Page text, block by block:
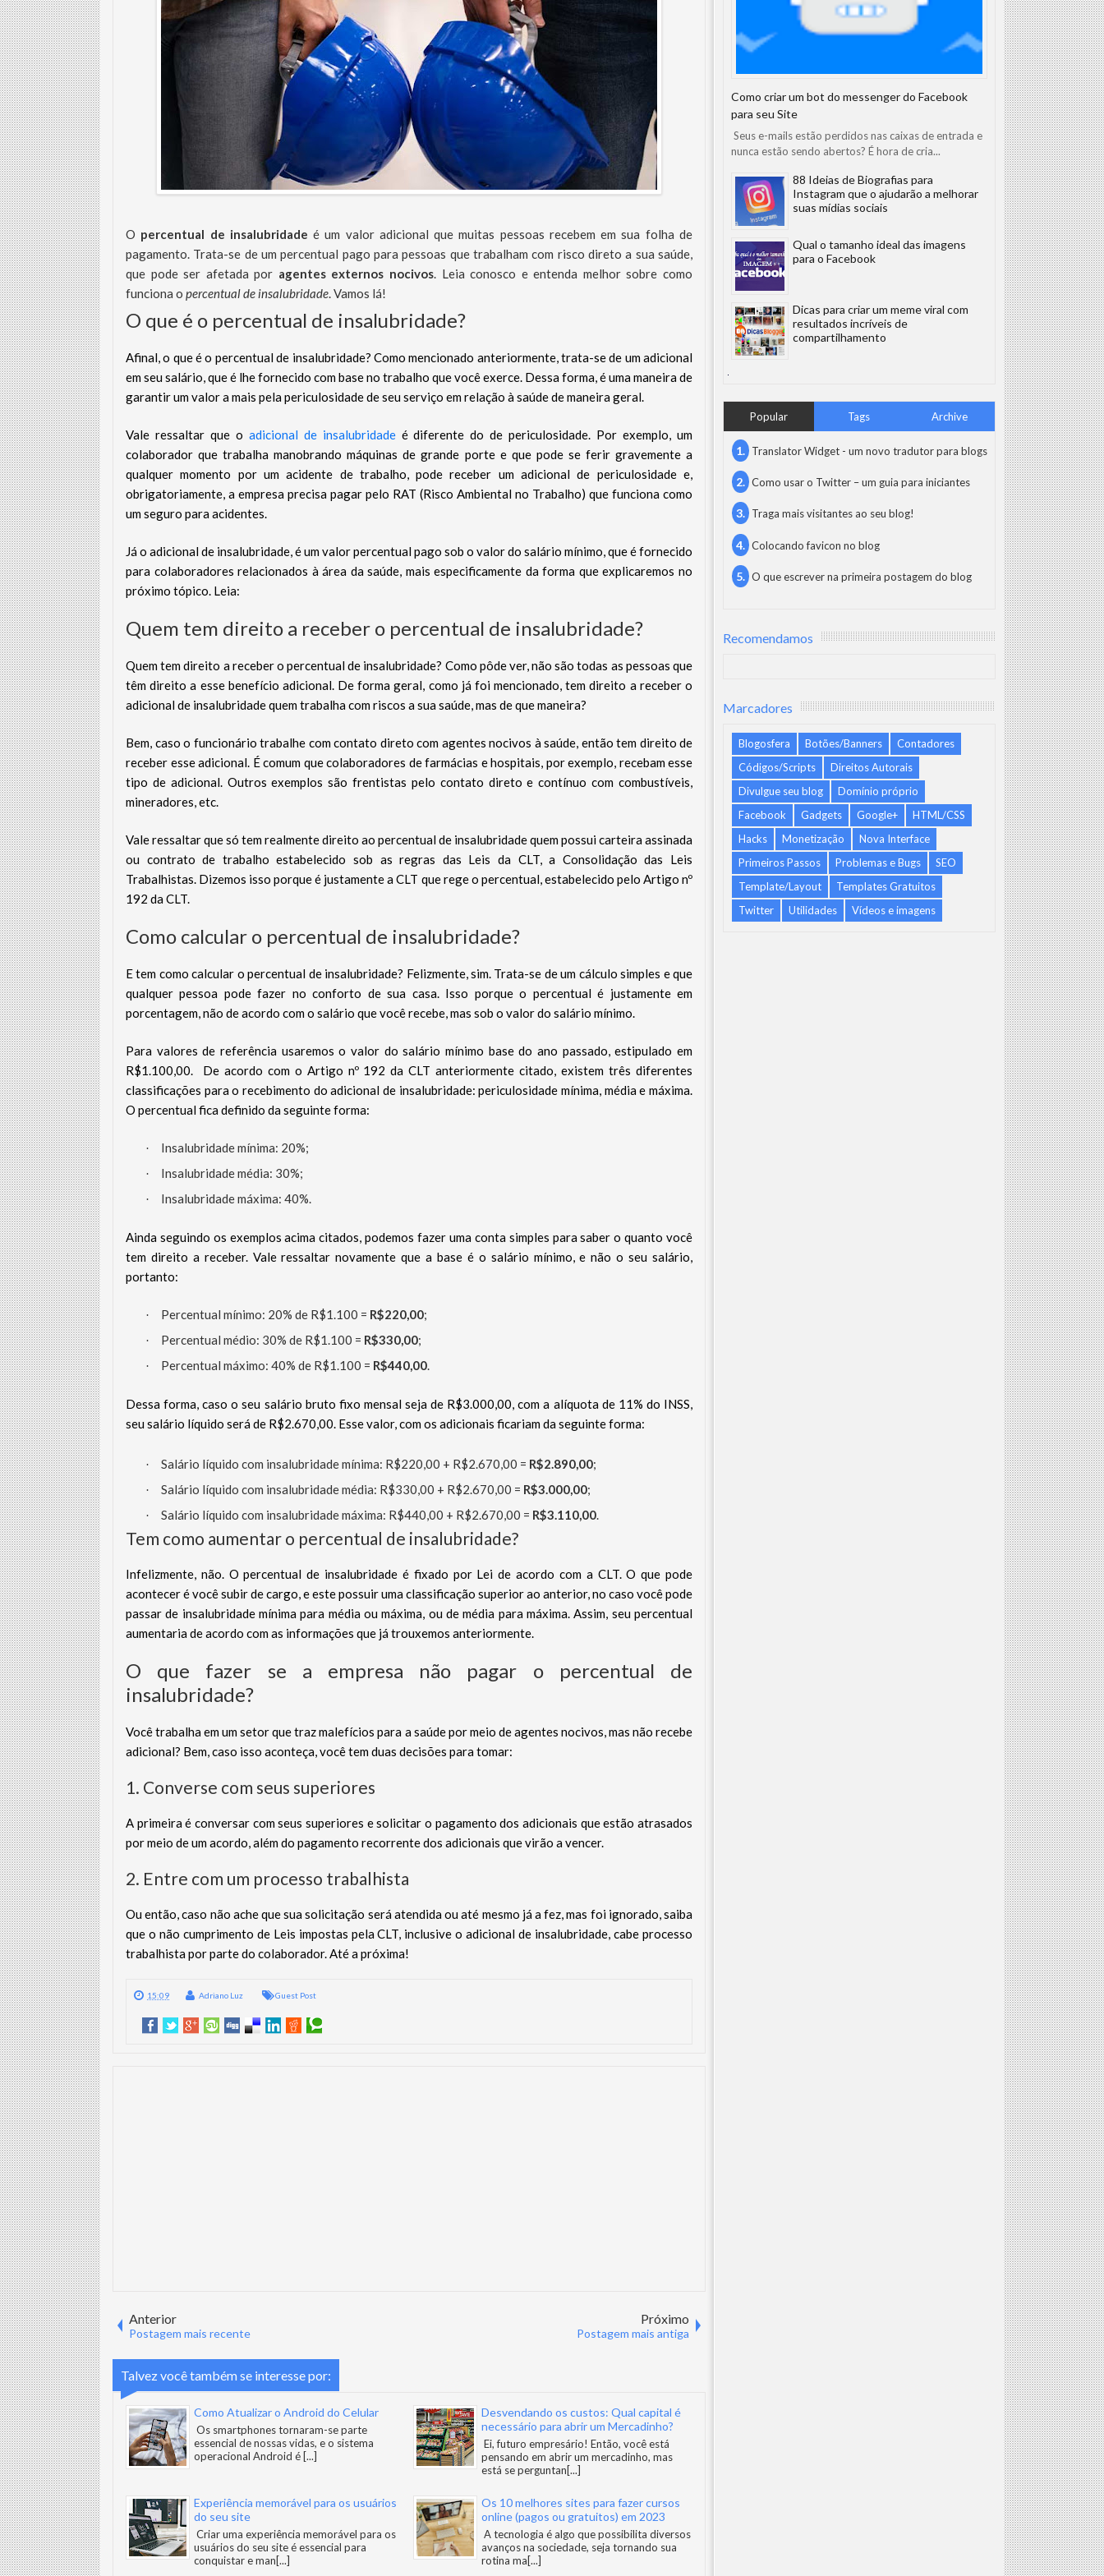
O percentual de insalubridade é um valor adicional que muitas pessoas recebem em sua folha de
pagamento. Trata-se de um percentual pago para pessoas que trabalham com risco direto a sua saúde,
que pode ser afetada por agentes externos nocivos. Leia conosco e entenda melhor sobre como
funciona o percentual de insalubridade. Vamos lá!
O que é o percentual de insalubridade?
Afinal, o que é o percentual de insalubridade? Como mencionado anteriormente, trata-se de um adicional
em seu salário, que é lhe fornecido com base no trabalho que você exerce. Dessa forma, é uma maneira de
garantir um valor a mais pela periculosidade de seu serviço em relação à saúde de maneira geral.
Vale ressaltar que o adicional de insalubridadeé diferente do de periculosidade. Por exemplo, um
colaborador que trabalha manobrando máquinas de grande porte e que pode se ferir gravemente a
qualquer momento por um acidente de trabalho, pode receber um adicional de periculosidade e,
obrigatoriamente, a empresa precisa pagar pelo RAT (Risco Ambiental no Trabalho) que funciona como
um seguro para acidentes.
Já o adicional de insalubridade, é um valor percentual pago sob o valor do salário mínimo, que é fornecido
para colaboradores relacionados à área da saúde, mais especificamente da forma que explicaremos no
próximo tópico. Leia:
Quem tem direito a receber o percentual de insalubridade?
Quem tem direito a receber o percentual de insalubridade? Como pôde ver, não são todas as pessoas que
têm direito a esse benefício adicional. De forma geral, como já foi mencionado, tem direito a receber o
adicional de insalubridade quem trabalha com riscos a sua saúde, mas de que maneira?
Bem, caso o funcionário trabalhe com contato direto com agentes nocivos à saúde, então tem direito de
receber esse adicional. É comum que colaboradores de farmácias e hospitais, por exemplo, recebam esse
tipo de adicional. Outros exemplos são frentistas pelo contato direto e contínuo com combustíveis,
mineradores, etc.
Vale ressaltar que só tem realmente direito ao percentual de insalubridade quem possui carteira assinada
ou contrato de trabalho estabelecido sob as regras das Leis da CLT, a Consolidação das Leis
Trabalhistas. Dizemos isso porque é justamente a CLT que rege o percentual, estabelecido pelo Artigo nº
192 da CLT.
Como calcular o percentual de insalubridade?
E tem como calcular o percentual de insalubridade? Felizmente, sim. Trata-se de um cálculo simples e que
qualquer pessoa pode fazer no conforto de sua casa. Isso porque o percentual é justamente em
porcentagem, não de acordo com o salário que você recebe, mas sob o valor do salário mínimo.
Para valores de referência usaremos o valor do salário mínimo base do ano passado, estipulado em
R$1.100,00. De acordo com o Artigo nº 192 da CLT anteriormente citado, existem três diferentes
classificações para o recebimento do adicional de insalubridade: periculosidade mínima, média e máxima.
O percentual fica definido da seguinte forma:
· Insalubridade mínima: 20%;
· Insalubridade média: 30%;
· Insalubridade máxima: 40%.
Ainda seguindo os exemplos acima citados, podemos fazer uma conta simples para saber o quanto você
tem direito a receber. Vale ressaltar novamente que a base é o salário mínimo, e não o seu salário,
portanto:
· Percentual mínimo: 20% de R$1.100 = R$220,00;
· Percentual médio: 30% de R$1.100 = R$330,00;
· Percentual máximo: 40% de R$1.100 = R$440,00.
Dessa forma, caso o seu salário bruto fixo mensal seja de R$3.000,00, com a alíquota de 11% do INSS,
seu salário líquido será de R$2.670,00. Esse valor, com os adicionais ficariam da seguinte forma:
· Salário líquido com insalubridade mínima: R$220,00 + R$2.670,00 = R$2.890,00;
· Salário líquido com insalubridade média: R$330,00 + R$2.670,00 = R$3.000,00;
· Salário líquido com insalubridade máxima: R$440,00 + R$2.670,00 = R$3.110,00.
Tem como aumentar o percentual de insalubridade?
Infelizmente, não. O percentual de insalubridade é fixado por Lei de acordo com a CLT. O que pode
acontecer é você subir de cargo, e este possuir uma classificação superior ao anterior, no caso você pode
passar de insalubridade mínima para média ou máxima, ou de média para máxima. Assim, seu percentual
aumentaria de acordo com as informações que já trouxemos anteriormente.
O que fazer se a empresa não pagar o percentual de
insalubridade?
Você trabalha em um setor que traz malefícios para a saúde por meio de agentes nocivos, mas não recebe
adicional? Bem, caso isso aconteça, você tem duas decisões para tomar:
1. Converse com seus superiores
A primeira é conversar com seus superiores e solicitar o pagamento dos adicionais que estão atrasados
por meio de um acordo, além do pagamento recorrente dos adicionais que virão a vencer.
2. Entre com um processo trabalhista
Ou então, caso não ache que sua solicitação será atendida ou até mesmo já a fez, mas foi ignorado, saiba
que o não cumprimento de Leis impostas pela CLT, inclusive o adicional de insalubridade, cabe processo
trabalhista por parte do colaborador. Até a próxima!
15:09 Adriano Luz Guest Post
Anterior
Postagem mais recente
Próximo
Postagem mais antiga
Talvez você também se interesse por:
Como Atualizar o Android do Celular
Os smartphones tornaram-se parte
essencial de nossas vidas, e o sistema
operacional Android é [...]
Desvendando os custos: Qual capital é
necessário para abrir um Mercadinho?
Ei, futuro empresário! Então, você está
pensando em abrir um mercadinho, mas
está se perguntan[...]
Experiência memorável para os usuários
do seu site
Criar uma experiência memorável para os
usuários do seu site é essencial para
conquistar e man[...]
Os 10 melhores sites para fazer cursos
online (pagos ou gratuitos) em 2023
A tecnologia é algo que possibilita diversos
avanços na sociedade, seja tornando sua
rotina ma[...]
Como criar um bot do messenger do Facebook
para seu Site
Seus e-mails estão perdidos nas caixas de entrada e
nunca estão sendo abertos? É hora de cria...
88 Ideias de Biografias para
Instagram que o ajudarão a melhorar
suas mídias sociais
Qual o tamanho ideal das imagens
para o Facebook
Dicas para criar um meme viral com
resultados incríveis de
compartilhamento
Popular Tags Archive
Translator Widget - um novo tradutor para blogs
Como usar o Twitter – um guia para iniciantes
Traga mais visitantes ao seu blog!
Colocando favicon no blog
O que escrever na primeira postagem do blog
Recomendamos
Marcadores
Blogosfera Botões/Banners
Contadores
Códigos/Scripts
Direitos Autorais
Divulgue seu blog
Domínio próprio
Facebook
Gadgets Google+
HTML/CSS
Hacks
Monetização
Nova Interface
Primeiros Passos
Problemas e Bugs
SEO
Template/Layout
Templates Gratuitos
Twitter
Utilidades Vídeos e imagens